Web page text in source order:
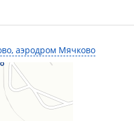
аэродром Мячково